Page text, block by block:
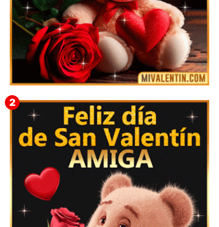
🎁 Imágenes Gif Personalizadas con Nombres para
San Valentín 2026 💘